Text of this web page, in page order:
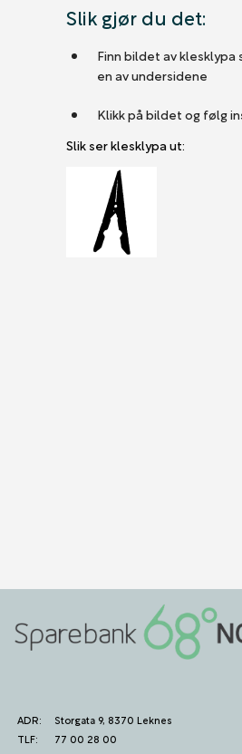
Slik gjør du det:
Finn bildet av klesklypa
en av undersidene
Klikk på bildet og følg
Slik ser klesklypa ut:
ADR:
Storgata 9, 8370 Leknes
TLF:
77 00 28 00